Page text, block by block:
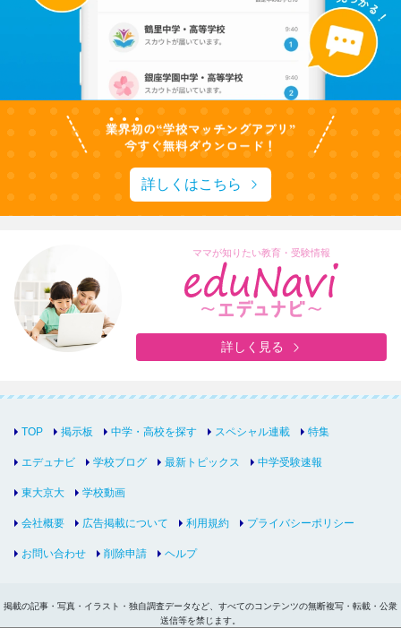
詳しくはこちら
ママが知りたい教育・受験情報
詳しく見る
TOP 掲示板 中学・高校を探す スペシャル連載 特集
エデュナビ 学校ブログ 最新トピックス 中学受験速報
東大京大 学校動画
会社概要 広告掲載について 利用規約 プライバシーポリシー
お問い合わせ 削除申請 ヘルプ
掲載の記事・写真・イラスト・独自調査データなど、すべてのコンテンツの無断複写・転載・公衆
送信等を禁じます。